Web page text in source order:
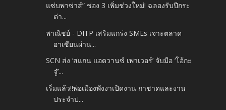
แซ่บพาซ่าส์” ช่อง 3 เพิ่มช่วงใหม่! ฉลองรับปีกระ
ต่า...
พาณิชย์ - DITP เสริมแกร่ง SMEs เจาะตลาด
อาเซียนผ่าน...
SCN ส่ง ‘สแกน แอดวานซ์ เพาเวอร์’ จับมือ ‘โอ้กะ
จู๋’...
เริ่มแล้ว!!พ่อเมืองพังงาเปิดงาน กาชาดและงาน
ประจำป...